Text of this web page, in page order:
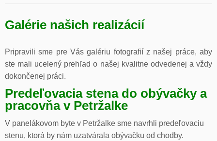
Galérie našich realizácií
Pripravili sme pre Vás galériu fotografií z našej práce, aby
ste mali ucelený prehľad o našej kvalitne odvedenej a vždy
dokončenej práci.
Predeľovacia stena do obývačky a
pracovňa v Petržalke
V panelákovom byte v Petržalke sme navrhli predeľovaciu
stenu, ktorá by nám uzatvárala obývačku od chodby.